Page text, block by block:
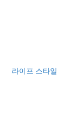
라이프 스타일